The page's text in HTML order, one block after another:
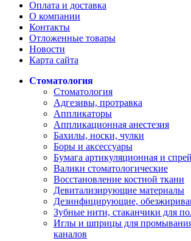
Оплата и доставка
О компании
Контакты
Отложенные товары
Новости
Карта сайта
Стоматология
Стоматология
Адгезивы, протравка
Аппликаторы
Аппликационная анестезия
Бахилы, носки, чулки
Боры и аксессуары
Бумага артикуляционная и
Валики стоматологические
Восстановление костной ткани
Девитализирующие материалы
Дезинфицирующие,
Зубные нити, стаканчики для
Иглы и шприцы для
каналов